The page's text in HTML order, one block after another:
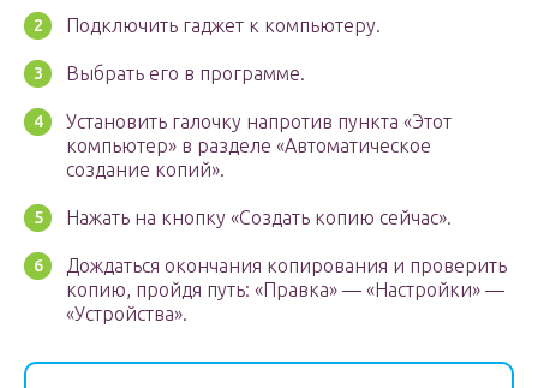
Подключить гаджет к компьютеру.
Выбрать его в программе.
Установить галочку напротив пункта «Этот
компьютер» в разделе «Автоматическое
создание копий».
Нажать на кнопку «Создать копию сейчас».
Дождаться окончания копирования и проверить
копию, пройдя путь: «Правка» — «Настройки» —
«Устройства».